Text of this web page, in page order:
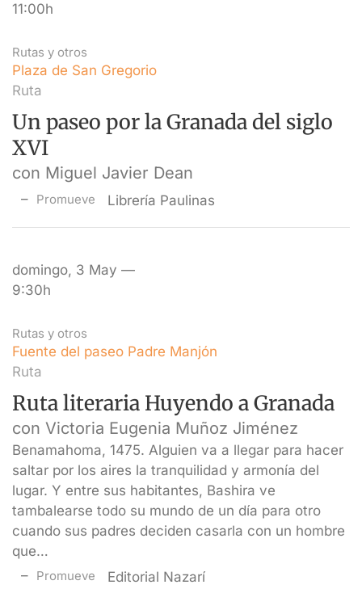
11:00h
Rutas y otros
Plaza de San Gregorio
Ruta
Un paseo por la Granada del siglo
XVI
con Miguel Javier Dean
Promueve Librería Paulinas
domingo, 3 May —
9:30h
Rutas y otros
Fuente del paseo Padre Manjón
Ruta
Ruta literaria Huyendo a Granada
con Victoria Eugenia Muñoz Jiménez
Benamahoma, 1475. Alguien va a llegar para hacer
saltar por los aires la tranquilidad y armonía del
lugar. Y entre sus habitantes, Bashira ve
tambalearse todo su mundo de un día para otro
cuando sus padres deciden casarla con un hombre
que…
Promueve Editorial Nazarí